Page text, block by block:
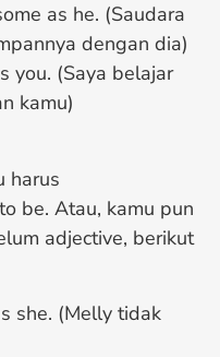
as he. (Saudara
dengan dia)
you. (Saya belajar
kamu)
harus
be. Atau, kamu pun
adjective, berikut
she. (Melly tidak